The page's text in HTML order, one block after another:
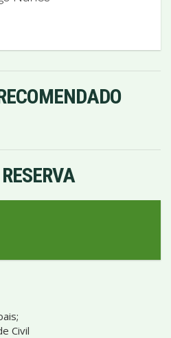
Civil